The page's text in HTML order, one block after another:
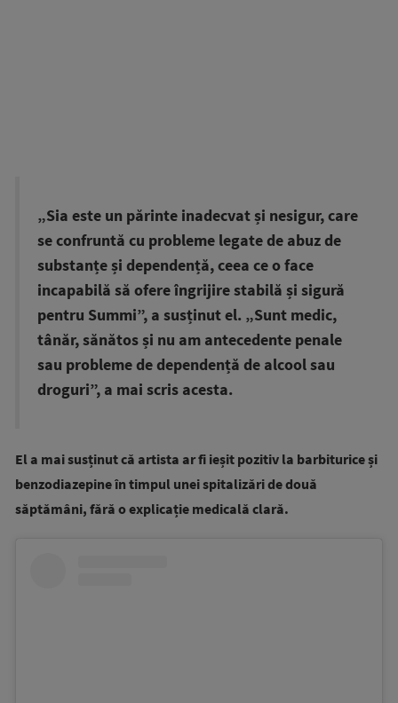
„Sia este un părinte inadecvat și nesigur, care
se confruntă cu probleme legate de abuz de
substanțe și dependență, ceea ce o face
incapabilă să ofere îngrijire stabilă și sigură
pentru Summi”, a susținut el. „Sunt medic,
tânăr, sănătos și nu am antecedente penale
sau probleme de dependență de alcool sau
droguri”, a mai scris acesta.
El a mai susținut că artista ar fi ieșit pozitiv la barbiturice și
benzodiazepine în timpul unei spitalizări de două
săptămâni, fără o explicație medicală clară.